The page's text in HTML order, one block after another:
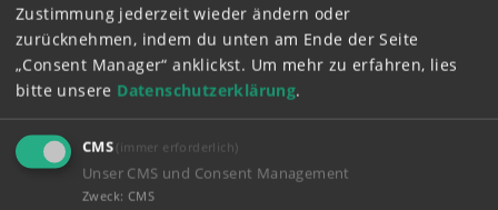
Mialisa
07.04.2018 - 14:06
Cool
Zustimmung jederzeit wieder ändern oder
zurücknehmen, indem du unten am Ende der Seite
„Consent Manager“ anklickst. Um mehr zu erfahren, lies
bitte unsere Datenschutzerklärung.
CMS (immer erforderlich)
Unser CMS und Consent Management
Zweck: CMS